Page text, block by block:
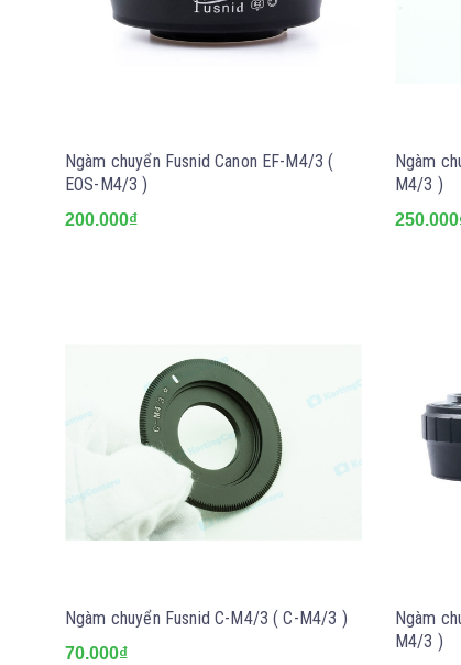
Ngàm chuyển Fusnid Canon EF-M4/3 (
EOS-M4/3 )
200.000₫
Ngàm
M4/3 )
Ngàm chuyển Fusnid C-M4/3 ( C-M4/3 )
70.000₫
Ngàm
M4/3 )